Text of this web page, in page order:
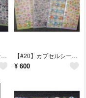
【#21】ぷっくりシール パンダシール 3D立体シール 4枚セット パンダ 【#20】カプセルシール ぷっくり立体シール 4枚セット 固いシール
¥ 600